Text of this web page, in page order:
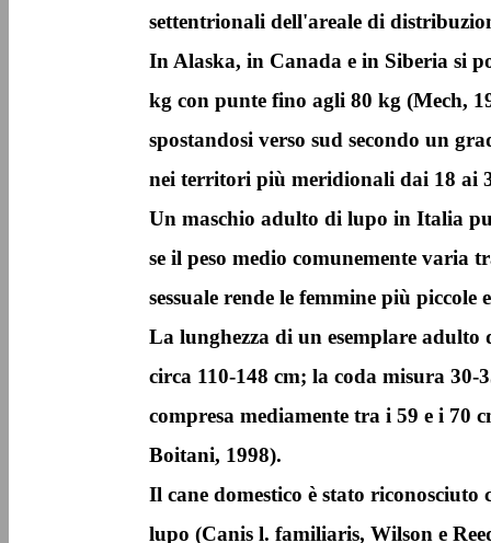
settentrionali dell'areale di
In Alaska, in Canada e in Siberia si
kg con punte fino agli 80 kg (Mech,
spostandosi verso sud secondo un
nei territori più meridionali dai 18 ai
Un maschio adulto di lupo in Italia
se il peso medio comunemente varia
sessuale rende le femmine più piccole
La lunghezza di un esemplare adulto
circa 110-148 cm; la coda misura 30-
compresa mediamente tra i 59 e i 70
Boitani, 1998).
Il cane domestico è stato riconosciuto
lupo (Canis l. familiaris, Wilson e